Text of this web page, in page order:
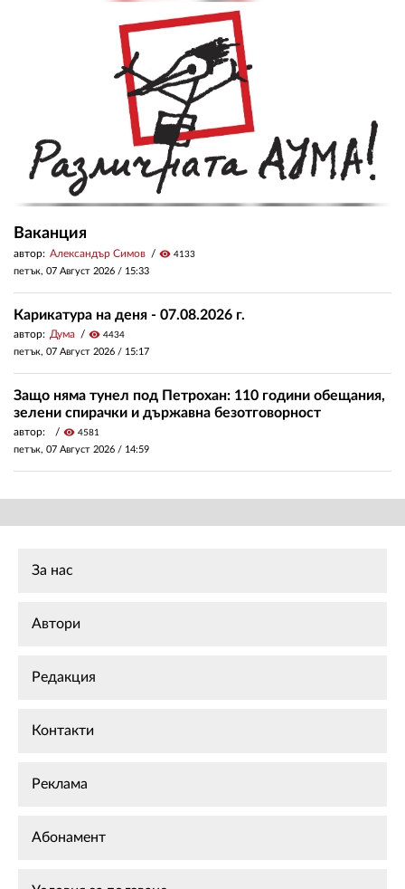
Ваканция
автор: Александър Симов visibility 4133
петък, 07 Август 2026 / 15:33
Карикатура на деня - 07.08.2026 г.
автор: Дума visibility 4434
петък, 07 Август 2026 / 15:17
Защо няма тунел под Петрохан: 110 години обещания,
зелени спирачки и държавна безотговорност
автор: visibility 4581
петък, 07 Август 2026 / 14:59
За нас
Автори
Редакция
Контакти
Реклама
Абонамент